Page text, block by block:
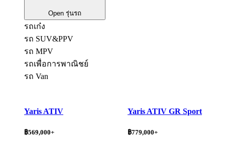
Open รุ่นรถ
รถเก๋ง
รถ SUV&PPV
รถ MPV
รถเพื่อการพาณิชย์
รถ Van
Yaris ATIV
฿569,000+
Yaris ATIV GR Sport
฿779,000+